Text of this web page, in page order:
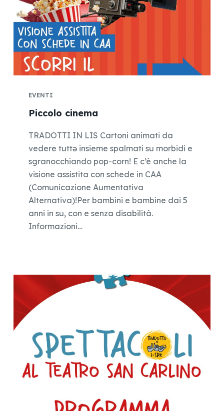
EVENTI
Piccolo cinema
TRADOTTI IN LIS Cartoni animati da
vedere tuttə insieme spalmati su morbidi e
sgranocchiando pop-corn! E c’è anche la
visione assistita con schede in CAA
(Comunicazione Aumentativa
Alternativa)!Per bambini e bambine dai 5
anni in su, con e senza disabilità.
Informazioni…